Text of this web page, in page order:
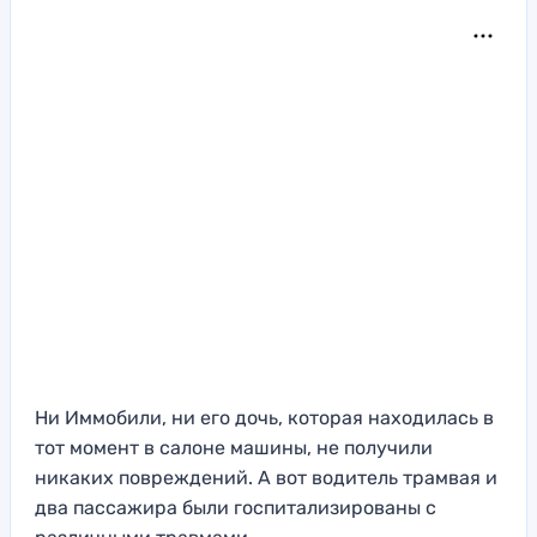
Ни Иммобили, ни его дочь, которая находилась в
тот момент в салоне машины, не получили
никаких повреждений. А вот водитель трамвая и
два пассажира были госпитализированы с